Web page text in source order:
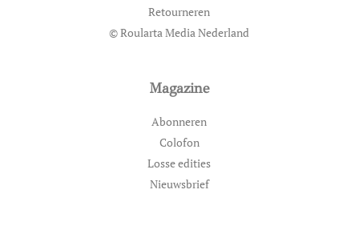
Retourneren
© Roularta Media Nederland
Magazine
Abonneren
Colofon
Losse edities
Nieuwsbrief